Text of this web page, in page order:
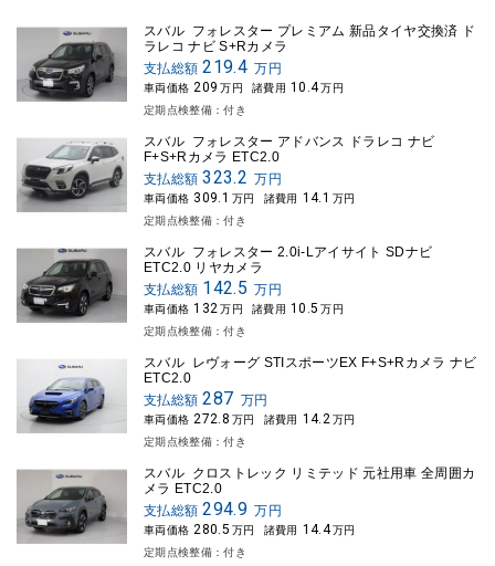
スバル フォレスター プレミアム 新品タイヤ交換済 ド
ラレコ ナビ S+Rカメラ
支払総額 219.4 万円
車両価格 209 万円 諸費用 10.4万円
定期点検整備：付き
スバル フォレスター アドバンス ドラレコ ナビ
F+S+Rカメラ ETC2.0
支払総額 323.2 万円
車両価格 309.1 万円 諸費用 14.1 万円
定期点検整備：付き
スバル フォレスター 2.0i-Lアイサイト SDナビ
ETC2.0 リヤカメラ
支払総額 142.5 万円
車両価格 132 万円 諸費用 10.5 万円
定期点検整備：付き
スバル レヴォーグ STIスポーツEX F+S+Rカメラ ナビ
ETC2.0
支払総額 287 万円
車両価格 272.8 万円 諸費用 14.2万円
定期点検整備：付き
スバル クロストレック リミテッド 元社用車 全周囲カ
メラ ETC2.0
支払総額 294.9 万円
車両価格 280.5 万円 諸費用 14.4万円
定期点検整備：付き